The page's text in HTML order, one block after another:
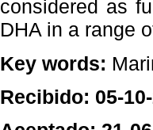
considered as
DHA in a range
Key words:
Recibido: 05-